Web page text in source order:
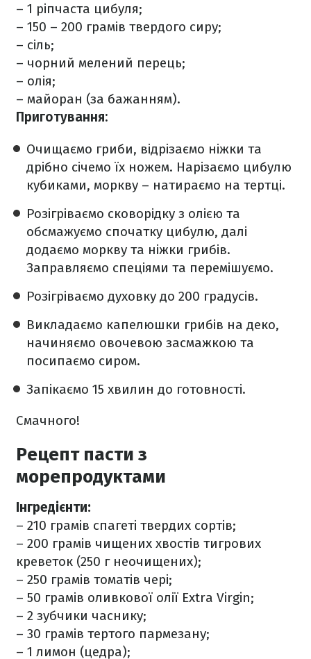
– 1 ріпчаста цибуля;
– 150 – 200 грамів твердого сиру;
– сіль;
– чорний мелений перець;
– олія;
– майоран (за бажанням).
Приготування:
Очищаємо гриби, відрізаємо ніжки та
дрібно січемо їх ножем. Нарізаємо цибулю
кубиками, моркву – натираємо на тертці.
Розігріваємо сковорідку з олією та
обсмажуємо спочатку цибулю, далі
додаємо моркву та ніжки грибів.
Заправляємо спеціями та перемішуємо.
Розігріваємо духовку до 200 градусів.
Викладаємо капелюшки грибів на деко,
начиняємо овочевою засмажкою та
посипаємо сиром.
Запікаємо 15 хвилин до готовності.
Смачного!
Рецепт пасти з
морепродуктами
Інгредієнти:
– 210 грамів спагеті твердих сортів;
– 200 грамів чищених хвостів тигрових
креветок (250 г неочищених);
– 250 грамів томатів чері;
– 50 грамів оливкової олії Extra Virgin;
– 2 зубчики часнику;
– 30 грамів тертого пармезану;
– 1 лимон (цедра);